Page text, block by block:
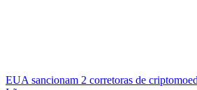
EUA sancionam 2 corretoras de